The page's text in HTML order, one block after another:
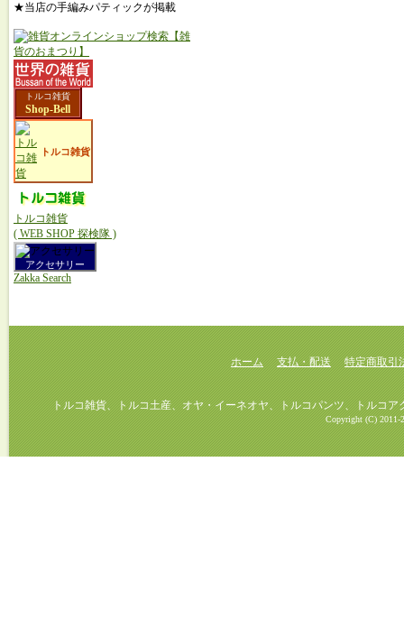
★当店の手編みパティックが掲載
トルコ雑貨
Shop-Bell
トルコ雑貨
トルコ雑貨
( WEB SHOP 探検隊 )
アクセサリー
Zakka Search
ホーム 支払・配送 特定商取引
トルコ雑貨、トルコ土産、オヤ・イーネオヤ、トルコパンツ、トルコアク
Copyright (C) 2011-